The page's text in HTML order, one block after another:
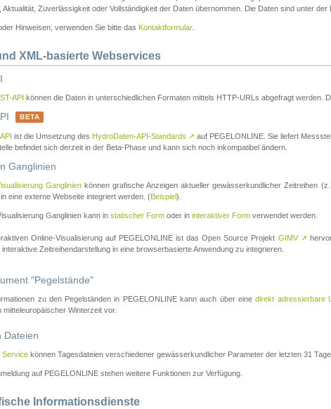
Aktualität, Zuverlässigkeit oder Vollständigkeit der Daten übernommen. Die Daten sind unter der
Hinweisen, verwenden Sie bitte das Kontaktformular.
XML-basierte Webservices
API können die Daten in unterschiedlichen Formaten mittels HTTP-URLs abgefragt werden.
BETA
ist die Umsetzung des HydroDaten-API-Standards ↗ auf PEGELONLINE. Sie liefert
befindet sich derzeit in der Beta-Phase und kann sich noch inkompatibel ändern.
Ganglinien
Ganglinien können grafische Anzeigen aktueller gewässerkundlicher Zeitreihen
eine externe Webseite integriert werden. (Beispiel).
Ganglinien kann in statischer Form oder in interaktiver Form verwendet werden.
Online-Visualisierung auf PEGELONLINE ist das Open Source Projekt GIMV ↗
interaktive Zeitreihendarstellung in eine browserbasierte Anwendung zu integrieren.
"Pegelstände"
zu den Pegelständen in PEGELONLINE kann auch über einedirekt adressierbare
mitteleuropäischer Winterzeit vor.
Dateien
Service können Tagesdateien verschiedener gewässerkundlicher Parameter der letzten 31
auf PEGELONLINE stehen weitere Funktionen zur Verfügung.
Informationsdienste